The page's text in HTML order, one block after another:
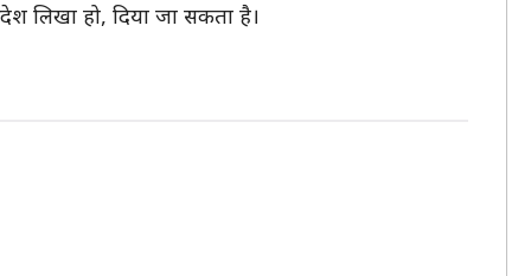
लिखा हो, दिया जा सकता है।